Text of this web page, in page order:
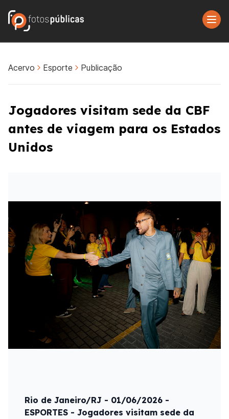
Acervo Esporte Publicação
Jogadores visitam sede da CBF
antes de viagem para os Estados
Unidos
Rio de Janeiro/RJ - 01/06/2026 -
ESPORTES - Jogadores visitam sede da